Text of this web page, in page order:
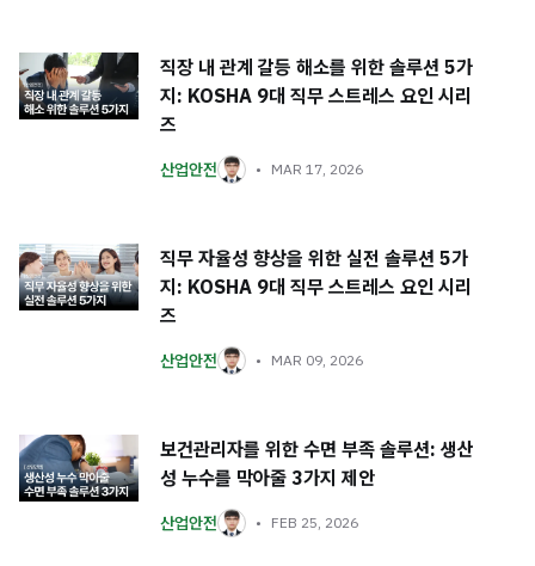
직장 내 관계 갈등 해소를 위한 솔루션 5가
지: KOSHA 9대 직무 스트레스 요인 시리
즈
산업안전 MAR 17, 2026
직무 자율성 향상을 위한 실전 솔루션 5가
지: KOSHA 9대 직무 스트레스 요인 시리
즈
산업안전 MAR 09, 2026
보건관리자를 위한 수면 부족 솔루션: 생산
성 누수를 막아줄 3가지 제안
산업안전 FEB 25, 2026